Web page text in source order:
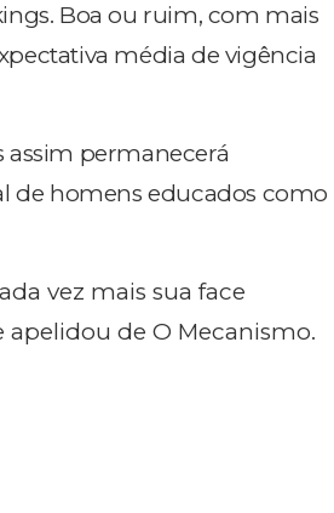
Boa ou ruim, com mais
média de vigência
assim permanecerá
de homens educados como
vez mais sua face
apelidou de O Mecanismo.